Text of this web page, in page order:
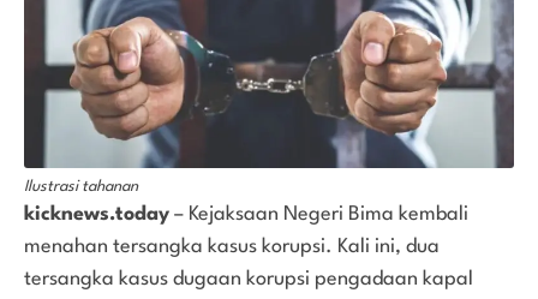
Ilustrasi tahanan
kicknews.today – Kejaksaan Negeri Bima kembali
menahan tersangka kasus korupsi. Kali ini, dua
tersangka kasus dugaan korupsi pengadaan kapal